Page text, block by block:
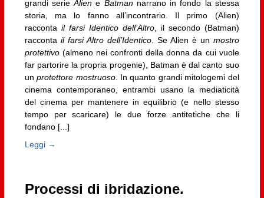
grandi serieAlien e Batmannarrano in fondo la stessa
storia, ma lo fanno all’incontrario. Il primo (Alien)
raccontail farsi Identico dell’Altro, il secondo (Batman)
racconta il farsi Altro dell’Identico. Se Alien è un mostro
protettivo(almeno nei confronti della donna da cui vuole
far partorire la propria progenie), Batman è dal canto suo
unprotettore mostruoso. In quanto grandi mitologemi del
cinema contemporaneo, entrambi usano la mediaticità
del cinema per mantenere in equilibrio (e nello stesso
tempo per scaricare) le due forze antitetiche che li
fondano [...]
Leggi →
Processi di ibridazione.